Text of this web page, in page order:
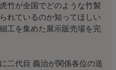
竹が全国でどのような竹製
れているのか知ってほしい
工を集めた展示販売場を完
二代目 義治が関係各位の送